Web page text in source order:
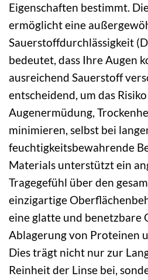
Eigenschaften bestimmt.
ermöglicht eine
Sauerstoffdurchlässigkeit
bedeutet, dass Ihre Augen
ausreichend Sauerstoff
entscheidend, um das
Augenermüdung,
minimieren, selbst bei
feuchtigkeitsbewahrende
Materials unterstützt ein
Tragegefühl über den
einzigartige
eine glatte und benetzbare
Ablagerung von Proteinen
Dies trägt nicht nur zur
Reinheit der Linse bei,